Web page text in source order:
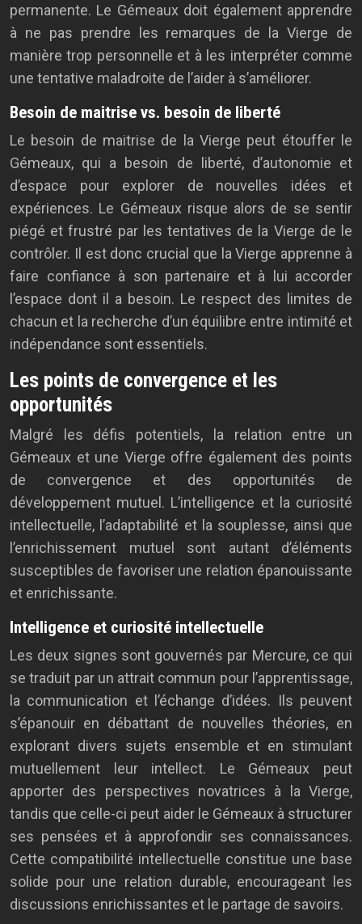
permanente. Le Gémeaux doit également apprendre
à ne pas prendre les remarques de la Vierge de
manière trop personnelle et à les interpréter comme
une tentative maladroite de l’aider à s’améliorer.
Besoin de maitrise vs. besoin de liberté
Le besoin de maitrise de la Vierge peut étouffer le
Gémeaux, qui a besoin de liberté, d’autonomie et
d’espace pour explorer de nouvelles idées et
expériences. Le Gémeaux risque alors de se sentir
piégé et frustré par les tentatives de la Vierge de le
contrôler. Il est donc crucial que la Vierge apprenne à
faire confiance à son partenaire et à lui accorder
l’espace dont il a besoin. Le respect des limites de
chacun et la recherche d’un équilibre entre intimité et
indépendance sont essentiels.
Les points de convergence et les
opportunités
Malgré les défis potentiels, la relation entre un
Gémeaux et une Vierge offre également des points
de convergence et des opportunités de
développement mutuel. L’intelligence et la curiosité
intellectuelle, l’adaptabilité et la souplesse, ainsi que
l’enrichissement mutuel sont autant d’éléments
susceptibles de favoriser une relation épanouissante
et enrichissante.
Intelligence et curiosité intellectuelle
Les deux signes sont gouvernés par Mercure, ce qui
se traduit par un attrait commun pour l’apprentissage,
la communication et l’échange d’idées. Ils peuvent
s’épanouir en débattant de nouvelles théories, en
explorant divers sujets ensemble et en stimulant
mutuellement leur intellect. Le Gémeaux peut
apporter des perspectives novatrices à la Vierge,
tandis que celle-ci peut aider le Gémeaux à structurer
ses pensées et à approfondir ses connaissances.
Cette compatibilité intellectuelle constitue une base
solide pour une relation durable, encourageant les
discussions enrichissantes et le partage de savoirs.